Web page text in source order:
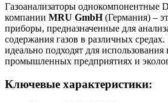
Газоанализаторы однокомпонентные
компании MRU GmbH(Германия) –
приборы, предназначенные для
содержания газов в различных средах.
идеально подходят для использования
промышленных предприятиях и
Ключевые характеристики: